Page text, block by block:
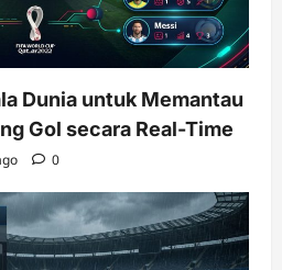
Dunia untuk Memantau
Gol secara Real-Time
0